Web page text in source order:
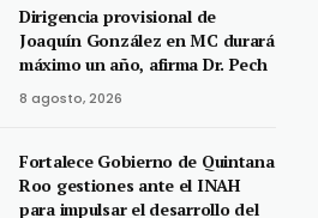
Dirigencia provisional de
Joaquín González en MC durará
máximo un año, afirma Dr. Pech
8 agosto, 2026
Fortalece Gobierno de Quintana
Roo gestiones ante el INAH
para impulsar el desarrollo del